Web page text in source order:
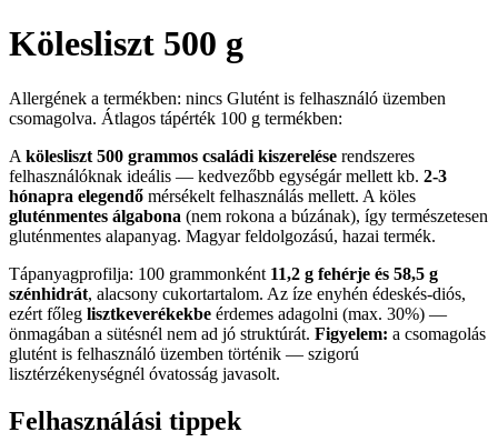
Kölesliszt 500 g
Allergének a termékben: nincs Glutént is felhasználó üzemben
csomagolva. Átlagos tápérték 100 g termékben:
A kölesliszt 500 grammos családi kiszerelése rendszeres
felhasználóknak ideális — kedvezőbb egységár mellett kb. 2-3
hónapra elegendő mérsékelt felhasználás mellett. A köles
gluténmentes álgabona (nem rokona a búzának), így természetesen
gluténmentes alapanyag. Magyar feldolgozású, hazai termék.
Tápanyagprofilja: 100 grammonként 11,2 g fehérje és 58,5 g
szénhidrát, alacsony cukortartalom. Az íze enyhén édeskés-diós,
ezért főleg lisztkeverékekbe érdemes adagolni (max. 30%) —
önmagában a sütésnél nem ad jó struktúrát. Figyelem: a csomagolás
glutént is felhasználó üzemben történik — szigorú
lisztérzékenységnél óvatosság javasolt.
Felhasználási tippek